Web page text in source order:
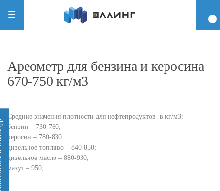
Ареометр для бензина и керосина
670-750 кг/м3
Средние значения плотности для нефтепродуктов в кг/м3:
бензин – 730-760;
керосин – 780-830.
дизельное топливо – 840-850;
дизельное масло – 880-930;
мазут – 950;